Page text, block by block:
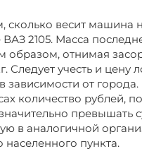
сколько весит машина
2105. Масса
образом, отнимая
Следует учесть и цену
зависимости от
количество рублей,
превышать
в аналогичной
пункта.